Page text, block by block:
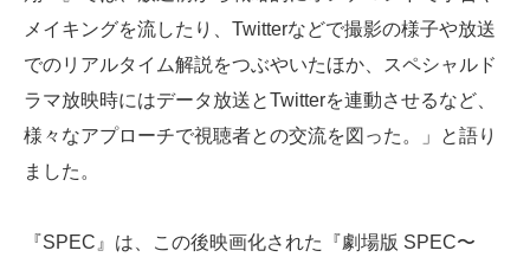
メイキングを流したり、Twitterなどで撮影の様子や放送
でのリアルタイム解説をつぶやいたほか、スペシャルド
ラマ放映時にはデータ放送とTwitterを連動させるなど、
様々なアプローチで視聴者との交流を図った。」と語り
ました。
『SPEC』は、この後映画化された『劇場版 SPEC〜